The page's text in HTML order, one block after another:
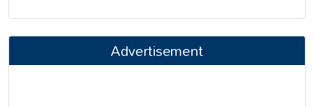
Advertisement